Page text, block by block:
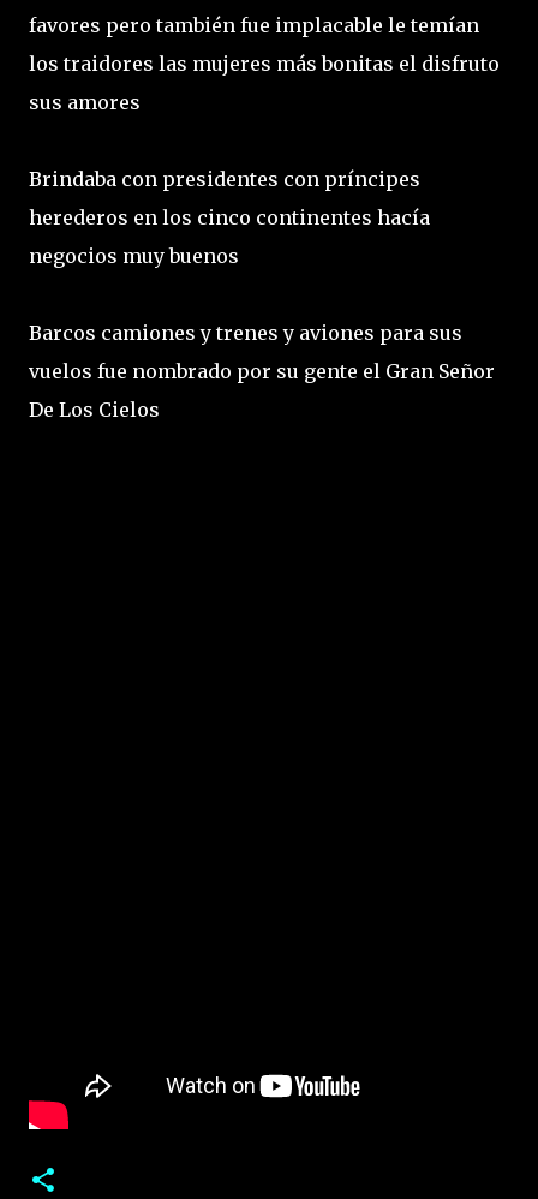
favores pero también fue implacable le temían
los traidores las mujeres más bonitas el disfruto
sus amores
Brindaba con presidentes con príncipes
herederos en los cinco continentes hacía
negocios muy buenos
Barcos camiones y trenes y aviones para sus
vuelos fue nombrado por su gente el Gran Señor
De Los Cielos